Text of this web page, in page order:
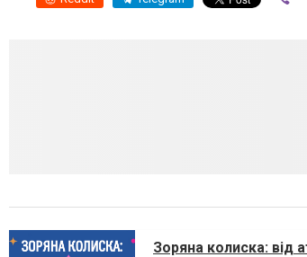
Зоряна колиска: від